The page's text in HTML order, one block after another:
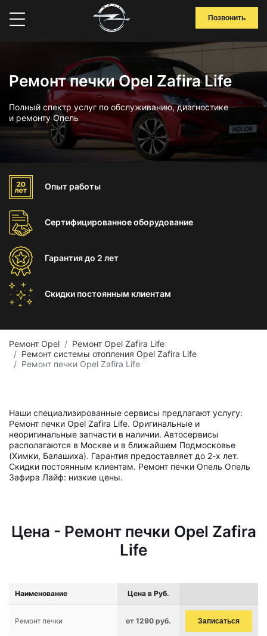
Позвонить
Ремонт печки Opel Zafira Life
Полный спектр услуг по обслуживанию, диагностике
и ремонту Опель
Опыт работы
Сертифицированноеоборудование
Гарантиядо 2 лет
Скидки постоянным клиентам
Ремонт Opel
Ремонт Opel Zafira Life
Ремонт системы отопления Opel Zafira Life
Ремонт печки Opel Zafira Life
Наши специализированные сервисы предлагают услугу:
Ремонт печки Opel Zafira Life. Оригинальные и
неоригинальные запчасти в наличии. Автосервисы
располагаются в Москве и в ближайшем Подмосковье
(Химки, Балашиха). Гарантия предоставляет до 2-х лет.
Скидки постоянным клиентам. Ремонт печки Опель Опель
Зафира Лайф: низкие цены.
Цена - Ремонт печки Opel Zafira
Life
Наименование Цена в Руб.
Ремонт печки от 1290 руб. Записаться